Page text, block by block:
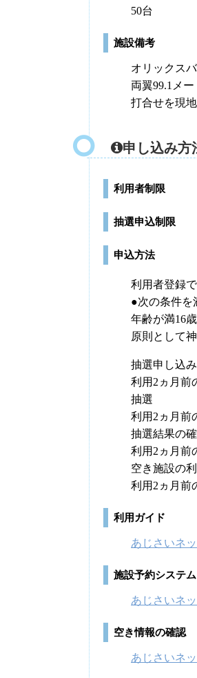
50台
施設備考
オリックス
両翼99.1メ
打合せを現
申し込み方
利用者制限
抽選申込制限
申込方法
利用者登録
●次の条件を
年齢が満16
原則として
抽選申し込み
利用2ヵ月前
抽選
利用2ヵ月前
抽選結果の
利用2ヵ月前
空き施設の
利用2ヵ月前
利用ガイド
あじさいネ
施設予約システム
あじさいネッ
空き情報の確認
あじさいネッ